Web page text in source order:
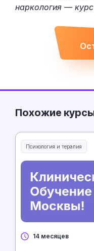
наркология —
Похожие
Психология и терапия
14 месяцев